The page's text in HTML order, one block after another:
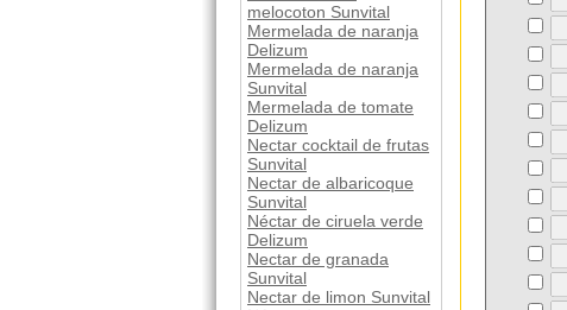
melocoton Sunvital
Mermelada de naranja
Delizum
Mermelada de naranja
Sunvital
Mermelada de tomate
Delizum
Nectar cocktail de frutas
Sunvital
Nectar de albaricoque
Sunvital
Néctar de ciruela verde
Delizum
Nectar de granada
Sunvital
Nectar de limon Sunvital